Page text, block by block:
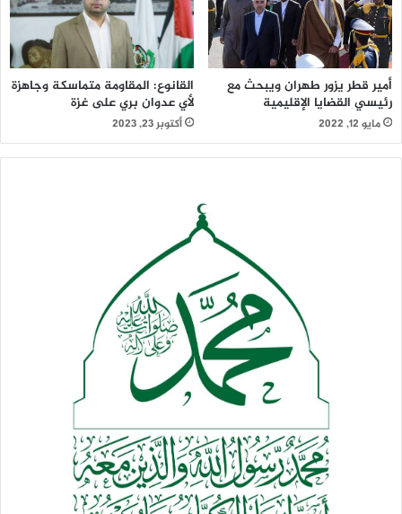
أمير قطر يزور طهران ويبحث مع
رئيسي القضايا الإقليمية
مايو 12, 2022
القانوع: المقاومة متماسكة وجاهزة
لأي عدوان بري على غزة
أكتوبر 23, 2023